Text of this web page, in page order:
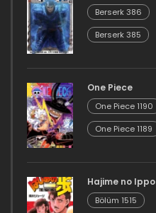
Berserk 386
Berserk 385
One Piece
One Piece 1190
One Piece 1189
Hajime no Ippo
Bölüm 1515